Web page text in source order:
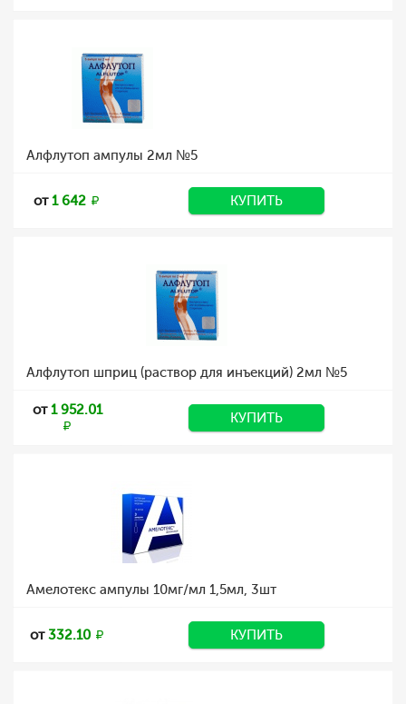
Алфлутоп ампулы 2мл №5
от1 642 КУПИТЬ
Алфлутоп шприц (раствор для инъекций) 2мл №5
от1 952.01 КУПИТЬ
Амелотекс ампулы 10мг/мл 1,5мл, 3шт
от332.10 КУПИТЬ